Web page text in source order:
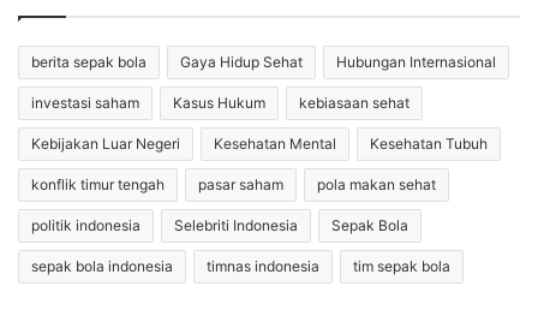
berita sepak bola Gaya Hidup Sehat Hubungan Internasional
investasi saham Kasus Hukum kebiasaan sehat
Kebijakan Luar Negeri Kesehatan Mental Kesehatan Tubuh
konflik timur tengah pasar saham pola makan sehat
politik indonesia Selebriti Indonesia Sepak Bola
sepak bola indonesia timnas indonesia tim sepak bola